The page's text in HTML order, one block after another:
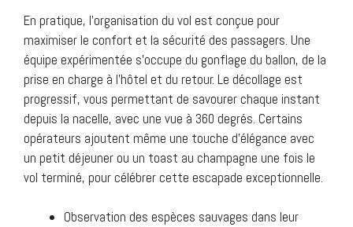
En pratique, l’organisation du vol est conçue pour
maximiser le confort et la sécurité des passagers. Une
équipe expérimentée s’occupe du gonflage du ballon, de la
prise en charge à l’hôtel et du retour. Le décollage est
progressif, vous permettant de savourer chaque instant
depuis la nacelle, avec une vue à 360 degrés. Certains
opérateurs ajoutent même une touche d’élégance avec
un petit déjeuner ou un toast au champagne une fois le
vol terminé, pour célébrer cette escapade exceptionnelle.
Observation des espèces sauvages dans leur